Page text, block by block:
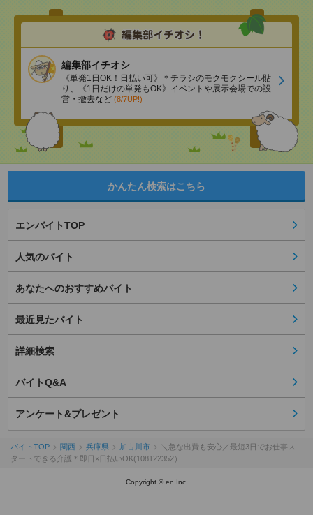
編集部イチオシ
《単発1日OK！日払い可》＊チラシのモクモクシール貼
り、《1日だけの単発もOK》イベントや展示会場での設
営・撤去など (8/7UP!)
かんたん検索はこちら
エンバイトTOP
人気のバイト
あなたへのおすすめバイト
最近見たバイト
詳細検索
バイトQ&A
アンケート&プレゼント
バイトTOP 関西 兵庫県 加古川市
＼急な出費も安心／最短3日でお仕事ス
タートできる介護＊即日×日払いOK(108122352）
Copyright © en Inc.